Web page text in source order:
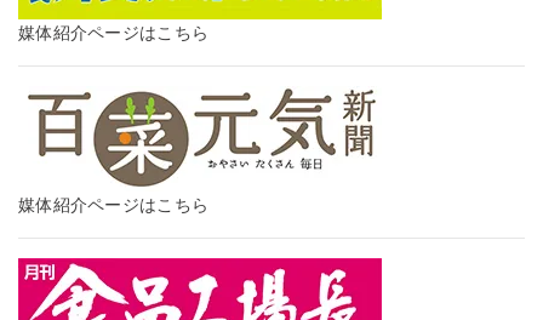
媒体紹介ページはこちら
媒体紹介ページはこちら